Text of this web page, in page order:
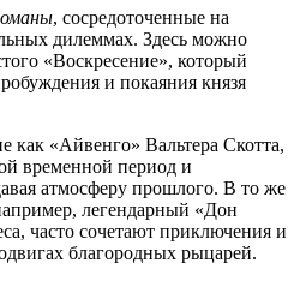
, сосредоточенные на
дилеммах. Здесь можно
«Воскресение», который
и покаяния князя
как «Айвенго» Вальтера Скотта,
временной период и
атмосферу прошлого. В то же
легендарный «Дон
часто сочетают приключения и
благородных рыцарей.